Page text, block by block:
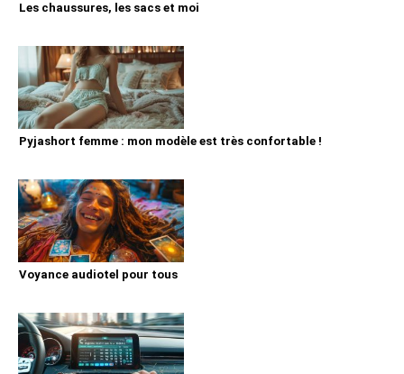
Les chaussures, les sacs et moi
Pyjashort femme : mon modèle est très confortable !
Voyance audiotel pour tous